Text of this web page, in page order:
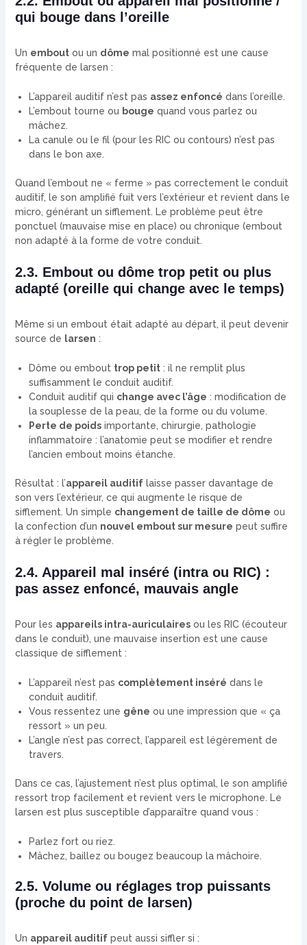
qui bouge dans l’oreille
Un emboutou un dôme mal positionné est une cause
fréquente de larsen :
L’appareil auditif n’est pas assez enfoncé dans l’oreille.
L’embout tourne ou bouge quand vous parlez ou
mâchez.
La canule ou le fil (pour les RIC ou contours) n’est pas
dans le bon axe.
Quand l’embout ne « ferme » pas correctement le conduit
auditif, le son amplifié fuit vers l’extérieur et revient dans le
micro, générant un sifflement. Le problème peut être
ponctuel (mauvaise mise en place) ou chronique (embout
non adapté à la forme de votre conduit.
2.3. Embout ou dôme trop petit ou plus
adapté (oreille qui change avec le temps)
Même si un embout était adapté au départ, il peut devenir
source de larsen :
Dôme ou embout trop petit: il ne remplit plus
suffisamment le conduit auditif.
Conduit auditif qui change avec l’âge : modification de
la souplesse de la peau, de la forme ou du volume.
Perte de poidsimportante, chirurgie, pathologie
inflammatoire : l’anatomie peut se modifier et rendre
l’ancien embout moins étanche.
Résultat : l’appareil auditiflaisse passer davantage de
son vers l’extérieur, ce qui augmente le risque de
sifflement. Un simple changement de taille de dôme ou
la confection d’un nouvel embout sur mesure peut suffire
à régler le problème.
2.4. Appareil mal inséré (intra ou RIC) :
pas assez enfoncé, mauvais angle
Pour les appareils intra-auriculairesou les RIC (écouteur
dans le conduit), une mauvaise insertion est une cause
classique de sifflement :
L’appareil n’est pas complètement inséré dans le
conduit auditif.
Vous ressentez une gêne ou une impression que « ça
ressort » un peu.
L’angle n’est pas correct, l’appareil est légèrement de
travers.
Dans ce cas, l’ajustement n’est plus optimal, le son amplifié
ressort trop facilement et revient vers le microphone. Le
larsen est plus susceptible d’apparaître quand vous :
Parlez fort ou riez.
Mâchez, baillez ou bougez beaucoup la mâchoire.
2.5. Volume ou réglages trop puissants
(proche du point de larsen)
Un appareil auditifpeut aussi siffler si :